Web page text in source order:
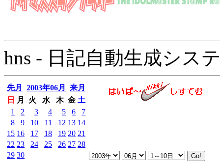
hns - 日記自動生成シス
先月 2003年06月
来月
日
月 火 水 木 金 土
1
2 3 4 5 6
7
8
9 10 11 12 13 14
15 16 17 18 19 20 21
22 23 24 25 26 27 28
29 30